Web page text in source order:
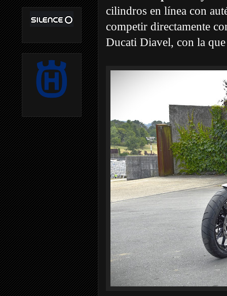
cilindros en línea con
competir directamente
Ducati Diavel, con la